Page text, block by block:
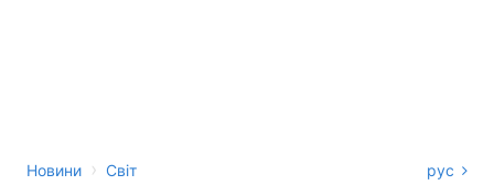
Новини › Світ рус